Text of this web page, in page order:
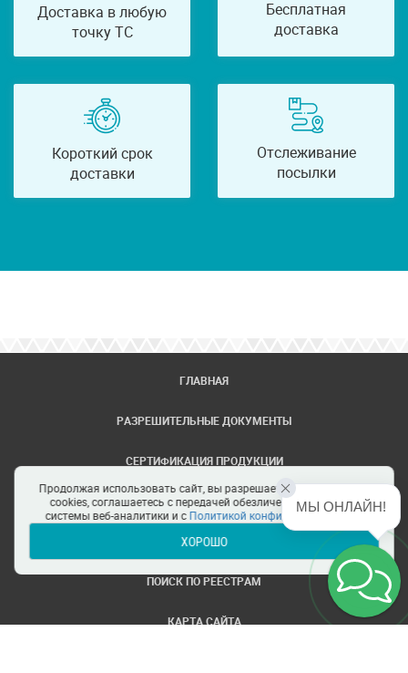
Доставка в любую
точку ТС
Бесплатная
доставка
Короткий срок
доставки
Отслеживание
посылки
ГЛАВНАЯ
РАЗРЕШИТЕЛЬНЫЕ ДОКУМЕНТЫ
СЕРТИФИКАЦИЯ ПРОДУКЦИИ
ЗАДАТЬ ВОПРОС
ЦЕНТРЫ СЕРТИФИКАЦИИ
ПОИСК ПО РЕЕСТРАМ
КАРТА САЙТА
Продолжая использовать сайт, вы разрешаете использование
cookies, соглашаетесь с передачей обезличенных данных в
системы веб-аналитики и сПолитикой конфиденциальности
ХОРОШО
МЫ ОНЛАЙН!